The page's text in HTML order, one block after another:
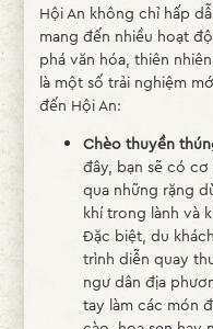
Hội An không chỉ hấp
mang đến nhiều hoạt
phá văn hóa, thiên
là một số trải nghiệm
đến Hội An:
Chèo thuyền
đây, bạn sẽ có
qua những rặng
khí trong lành và
Đặc biệt, du
trình diễn quay
ngư dân địa
tay làm các món